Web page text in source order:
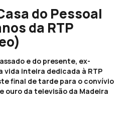
do Pessoal
da RTP
e do presente, ex-
vida inteira dedicada à RTP
final de tarde para o convívio
ouro da televisão da Madeira